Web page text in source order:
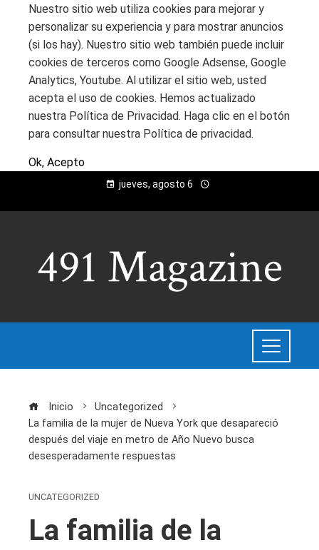
Nuestro sitio web utiliza cookies para mejorar y
personalizar su experiencia y para mostrar anuncios
(si los hay). Nuestro sitio web también puede incluir
cookies de terceros como Google Adsense, Google
Analytics, Youtube. Al utilizar el sitio web, usted
acepta el uso de cookies. Hemos actualizado
nuestra Política de Privacidad. Haga clic en el botón
para consultar nuestra Política de privacidad.
Ok, Acepto
jueves, agosto 6
Inicio
Uncategorized
La familia de la mujer de Nueva York que desapareció
después del viaje en metro de Año Nuevo busca
desesperadamente respuestas
UNCATEGORIZED
La familia de la